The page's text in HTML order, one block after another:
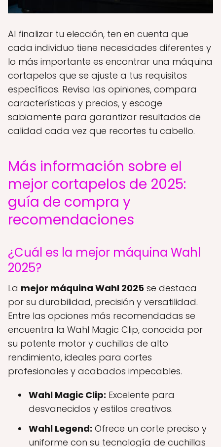
Al finalizar tu elección, ten en cuenta que
cada individuo tiene necesidades diferentes y
lo más importante es encontrar una máquina
cortapelos que se ajuste a tus requisitos
específicos. Revisa las opiniones, compara
características y precios, y escoge
sabiamente para garantizar resultados de
calidad cada vez que recortes tu cabello.
Más información sobre el
mejor cortapelos de 2025:
guía de compra y
recomendaciones
¿Cuál es la mejor máquina Wahl
2025?
La mejor máquina Wahl 2025 se destaca
por su durabilidad, precisión y versatilidad.
Entre las opciones más recomendadas se
encuentra la Wahl Magic Clip, conocida por
su potente motor y cuchillas de alto
rendimiento, ideales para cortes
profesionales y acabados impecables.
Wahl Magic Clip: Excelente para
desvanecidos y estilos creativos.
Wahl Legend: Ofrece un corte preciso y
uniforme con su tecnología de cuchillas